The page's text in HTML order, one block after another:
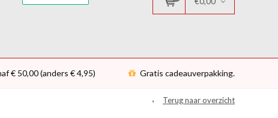
€ 50,00 (anders € 4,95) Gratis cadeauverpakking.
Terug naar overzicht